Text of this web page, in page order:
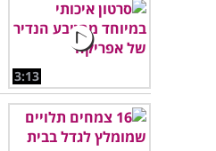
3:13